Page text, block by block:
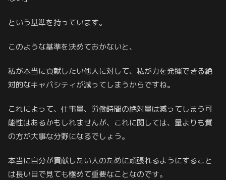
という基準を持っています。
このような基準を決めておかないと、
私が本当に貢献したい他人に対して、私が力を発揮できる絶
対的なキャパシティが減ってしまうからですね。
これによって、仕事量、労働時間の絶対量は減ってしまう可
能性はあるかもしれませんが、これに関しては、量よりも質
の方が大事な分野になるでしょう。
本当に自分が貢献したい人のために頑張れるようにすること
は長い目で見ても極めて重要なことなのです。